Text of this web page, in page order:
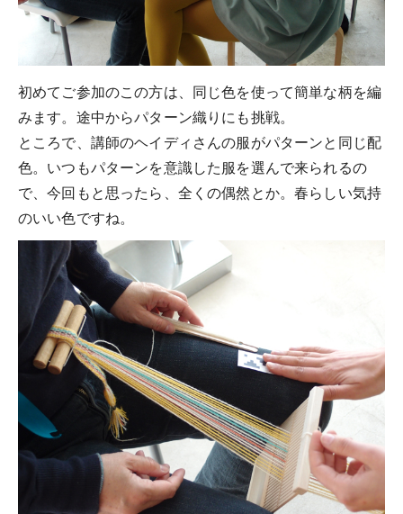
初めてご参加のこの方は、同じ色を使って簡単な柄を編
みます。途中からパターン織りにも挑戦。
ところで、講師のヘイディさんの服がパターンと同じ配
色。いつもパターンを意識した服を選んで来られるの
で、今回もと思ったら、全くの偶然とか。春らしい気持
のいい色ですね。